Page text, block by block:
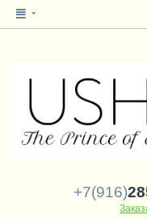
+7(916)